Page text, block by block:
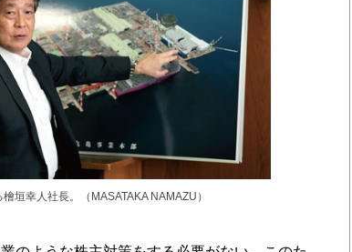
垣幸人社長。（MASATAKA NAMAZU）